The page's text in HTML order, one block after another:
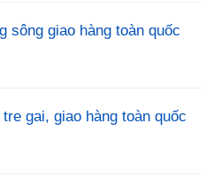
sông giao hàng toàn quốc
gai, giao hàng toàn quốc